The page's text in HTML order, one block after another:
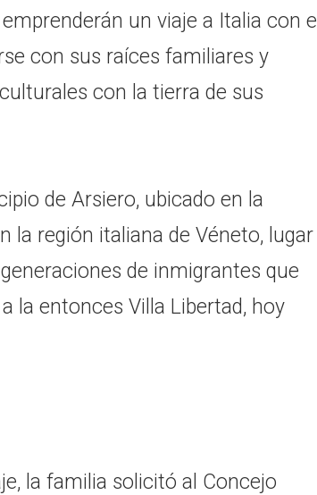
un viaje a Italia con el
con sus raíces familiares y
con la tierra de sus
de Arsiero, ubicado en la
la región italiana de Véneto, lugar
de inmigrantes que
la entonces Villa Libertad, hoy
la familia solicitó al Concejo